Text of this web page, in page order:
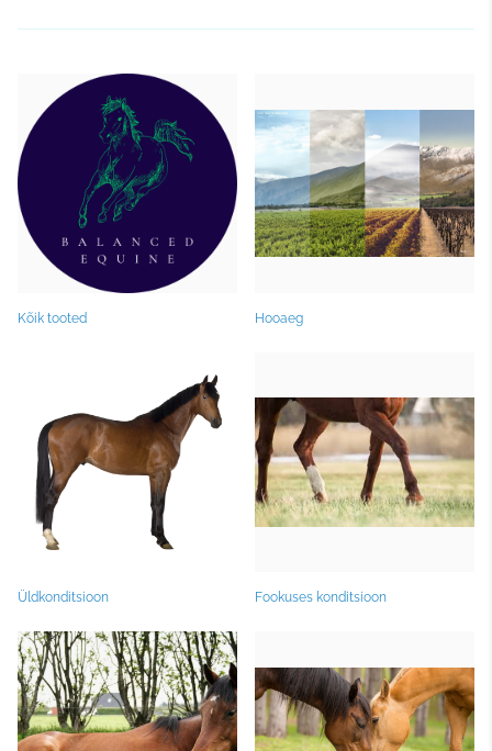
Kõik tooted Hooaeg
Üldkonditsioon Fookuses konditsioon